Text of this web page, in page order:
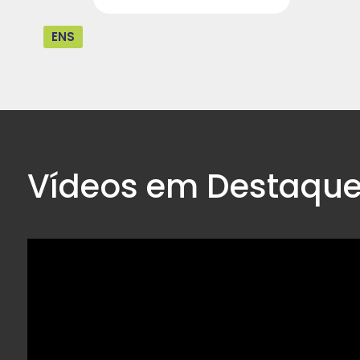
ENS
Vídeos em